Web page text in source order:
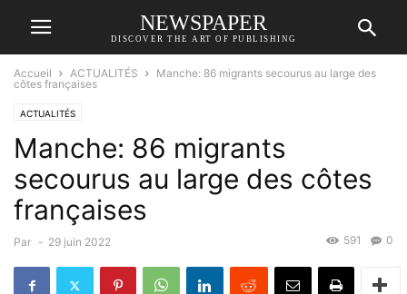
NEWSPAPER
DISCOVER THE ART OF PUBLISHING
Accueil ACTUALITÉS
Manche: 86 migrants secourus au large des
côtes françaises
ACTUALITÉS
Manche: 86 migrants
secourus au large des côtes
françaises
Par - 29 juin 2022 0
591